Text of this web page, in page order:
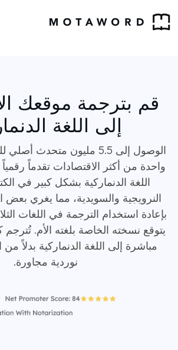
قم بترجمة موقعك
إلى اللغة
الوصول إلى 5.5 مليون متحدث
واحدة من أكثر الاقتصادات تقدماً
اللغة الدنماركية بشكل كبير في
النرويجية والسويدية، مما يغري بعض
بإعادة استخدام الترجمة في اللغات
مباشرة إلى اللغة الدنماركية بدلاً
نوردية مجاورة.